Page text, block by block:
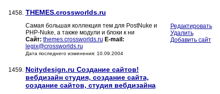
1458. THEMES.crossworlds.ru
Самая большая коллекция тем для PostNuke и
PHP-Nuke, а также модули и блоки к ни
Сайт: themes.crossworlds.ru E-mail:
legix@crossworlds.ru
Дата последнего изменения: 10.09.2004
Редактировать
Удалить
Добавить сайт
1459. Ncitydesign.ru Создание сайтов!
вебдизайн студия, создание сайта,
создание сайтов, студия вебдизайна